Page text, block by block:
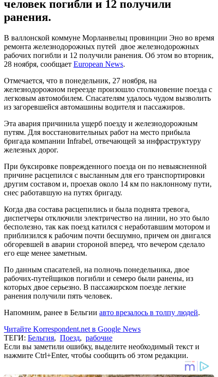
человек погибли и 12 получили
ранения.
В валлонской коммуне Морланвельц провинции Эно во время
ремонта железнодорожных путей двое железнодорожных
рабочих погибли и 12 получили ранения. Об этом во вторник,
28 ноября, сообщает European News.
Отмечается, что в понедельник, 27 ноября, на
железнодорожном переезде произошло столкновение поезда с
легковым автомобилем. Спасателям удалось чудом вызволить
из загоревшейся автомашины водителя и пассажиров.
Эта авария причинила ущерб поезду и железнодорожным
путям. Для восстановительных работ на место прибыла
бригада компании Infrabel, отвечающей за инфраструктуру
железных дорог.
При буксировке поврежденного поезда он по невыясненной
причине расцепился с высланным для его транспортировки
другим составом и, проехав около 14 км по наклонному пути,
снес работавшую на путях бригаду.
Когда два состава расцепились и была поднята тревога,
диспетчеры отключили электричество на линии, но это было
бесполезно, так как поезд катился с неработавшим мотором и
приблизился к рабочим почти бесшумно, причем он двигался
обгоревшей в аварии стороной вперед, что вечером сделало
его еще менее заметным.
По данным спасателей, на полночь понедельника, двое
рабочих-путейщиков погибли и семеро были ранены, из
которых двое серьезно. В пассажирском поезде легкие
ранения получили пять человек.
Напомним, ранее в Бельгии авто врезалось в толпу людей.
Читайте Korrespondent.net в Google News
ТЕГИ: Бельгия, Поезд, рабочие
Если вы заметили ошибку, выделите необходимый текст и
нажмите Ctrl+Enter, чтобы сообщить об этом редакции.